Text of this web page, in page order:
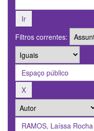
Filtros correntes: